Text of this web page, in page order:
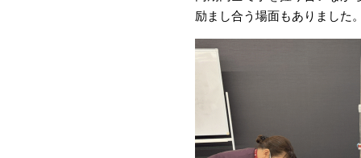
励まし合う場面もありました